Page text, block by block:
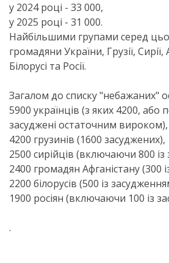
у 2024 році - 33 000,
у 2025 році - 31 000.
Найбільшими групами серед
громадяни України, Грузії, Сирії,
Білорусі та Росії.
Загалом до списку "небажаних"
5900 українців (з яких 4200, або
засуджені остаточним вироком),
4200 грузинів (1600 засуджених),
2500 сирійців (включаючи 800
2400 громадян Афганістану (300
2200 білорусів (500 із
1900 росіян (включаючи 100 із
.